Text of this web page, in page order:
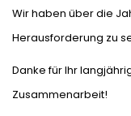
Wir haben über die
Herausforderung zu
Danke für Ihr
Zusammenarbeit!